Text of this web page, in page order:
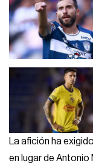
La afición ha
en lugar de Antonio